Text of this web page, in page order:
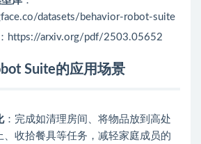
datasets/behavior-robot-suite
：https://arxiv.org/pdf/2503.05652
Suite的应用场景
：完成如清理房间、将物品放到高处
、收拾餐具等任务，减轻家庭成员的